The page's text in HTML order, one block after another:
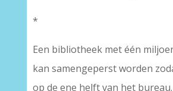
*
Een bibliotheek met één
kan samengeperst worden
op de ene helft van het bureau.